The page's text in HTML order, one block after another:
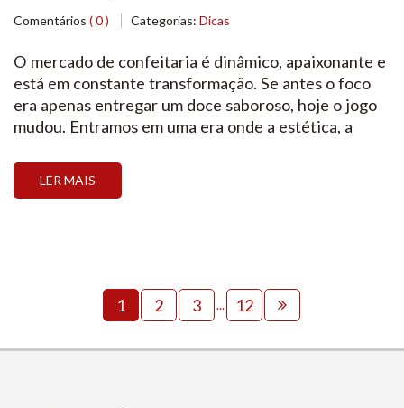
consumo e como se preparar
Comentários ( 0 ) Categorias: Dicas
O mercado de confeitaria é dinâmico, apaixonante e
está em constante transformação. Se antes o foco
era apenas entregar um doce saboroso, hoje o jogo
mudou. Entramos em uma era onde a estética, a
conexão emocional ditam as regras. Compreender o
panorama atual do setor é o primeiro […]
LER MAIS
1 2 3 ... 12